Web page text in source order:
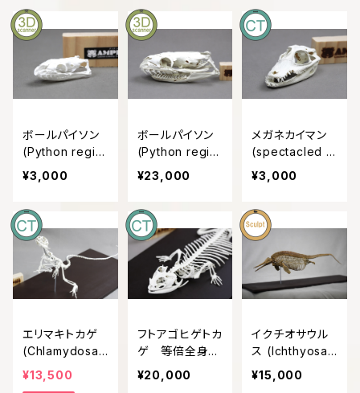
魚類 Pisces
化石・古生物 Fossils
マダニ科
ボールパイソン
(Python regiu
s) 等倍頭骨模
¥3,000
ボールパイソン
(Python regiu
s) 可動式頭骨
模型13㎝
¥23,000
メガネカイマン
(spectacled c
aiman)等倍頭
骨模型
¥3,000
エリマキトカゲ
(Chlamydosau
rus kingii) 等
倍全身骨格模型
¥13,500
フトアゴヒゲトカ
ゲ 等倍全身骨
格レプリカ bear
ded dragon, F
¥20,000
イクチオサウル
ス (Ichthyosau
rus) 復元全身
骨格 約10分の1
¥15,000